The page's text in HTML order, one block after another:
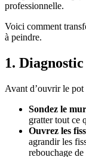
professionnelle.
Voici comment
à peindre.
1.
Avant d’ouvrir le
Sondez le mur
gratter tout ce
Ouvrez les
agrandir les
rebouchage